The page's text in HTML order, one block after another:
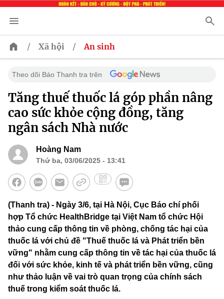
/ Xã hội / An sinh
Theo dõi Báo Thanh tra trên
Tăng thuế thuốc lá góp phần nâng
cao sức khỏe cộng đồng, tăng
ngân sách Nhà nước
Hoàng Nam
Thứ ba, 03/06/2025 - 13:41
(Thanh tra) - Ngày 3/6, tại Hà Nội, Cục Báo chí phối
hợp Tổ chức HealthBridge tại Việt Nam tổ chức Hội
thảo cung cấp thông tin về phòng, chống tác hại của
thuốc lá với chủ đề "Thuế thuốc lá và Phát triển bền
vững" nhằm cung cấp thông tin về tác hại của thuốc lá
đối với sức khỏe, kinh tế và phát triển bền vững, cũng
như thảo luận về vai trò quan trọng của chính sách
thuế trong kiểm soát thuốc lá.